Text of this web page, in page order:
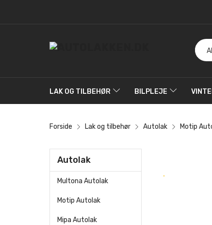
LAK OG TILBEHØR BILPLEJE
Forside Lak og tilbehør Autolak Motip
Autolak
Multona Autolak
Motip Autolak
Mipa Autolak